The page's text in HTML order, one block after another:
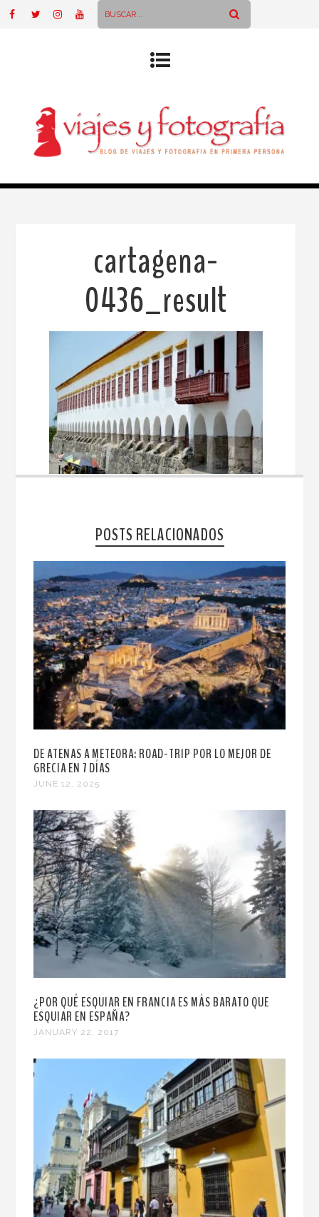
cartagena-
0436_result
POSTS RELACIONADOS
DE ATENAS A METEORA: ROAD-TRIP POR LO MEJOR DE
GRECIA EN 7 DÍAS
JUNE 12, 2025
¿POR QUÉ ESQUIAR EN FRANCIA ES MÁS BARATO QUE
ESQUIAR EN ESPAÑA?
JANUARY 22, 2017